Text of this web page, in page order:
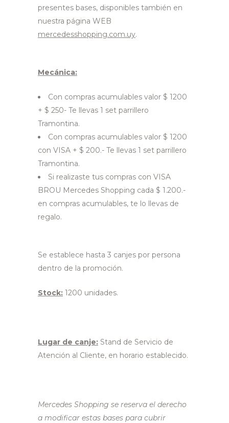
presentes bases, disponibles también en
nuestra página WEB
mercedesshopping.com.uy.
Mecánica:
Con compras acumulables valor $ 1200
+ $ 250- Te llevas 1 set parrillero
Tramontina.
Con compras acumulables valor $ 1200
con VISA + $ 200.- Te llevas 1 set parrillero
Tramontina.
Si realizaste tus compras con VISA
BROU Mercedes Shopping cada $ 1.200.-
en compras acumulables, te lo llevas de
regalo.
Se establece hasta 3 canjes por persona
dentro de la promoción.
Stock: 1200 unidades.
Lugar de canje: Stand de Servicio de
Atención al Cliente, en horario establecido.
Mercedes Shopping se reserva el derecho
a modificar estas bases para cubrir